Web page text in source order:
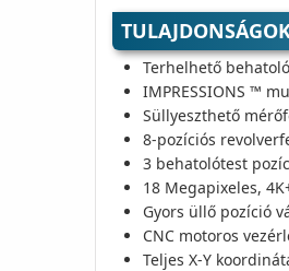
Terhelhető
IMPRESSIONS ™
Süllyeszthető
8-pozíciós
3 behatolótest
18 Megapixeles,
Gyors üllő pozíció
CNC motoros
Teljes X-Y